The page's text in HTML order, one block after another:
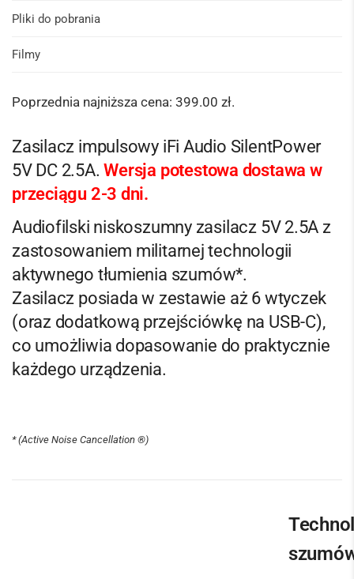
Pliki do pobrania
Filmy
Poprzednia najniższa cena: 399.00 zł.
Zasilacz impulsowy iFi Audio SilentPower
5V DC 2.5A.Wersja potestowa dostawa w
przeciągu 2-3 dni.
Audiofilski niskoszumny zasilacz 5V 2.5A z
zastosowaniem militarnej technologii
aktywnego tłumienia szumów*.
Zasilacz posiada w zestawie aż 6 wtyczek
(oraz dodatkową przejściówkę na USB-C),
co umożliwia dopasowanie do praktycznie
każdego urządzenia.
* (Active Noise Cancellation ®)